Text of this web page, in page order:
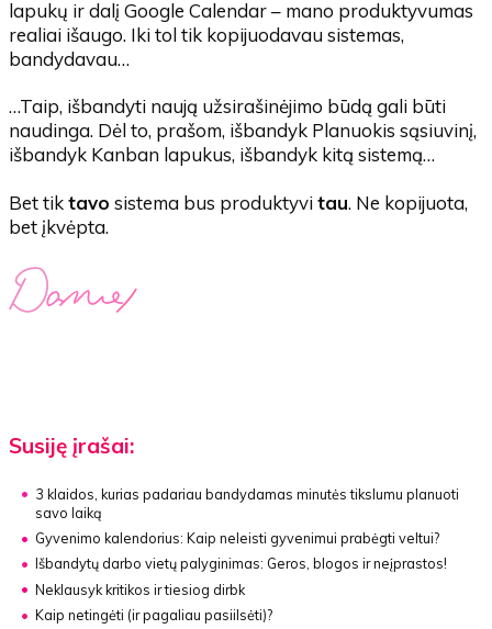
lapukų ir dalį Google Calendar – mano produktyvumas
realiai išaugo. Iki tol tik kopijuodavau sistemas,
bandydavau…
…Taip, išbandyti naują užsirašinėjimo būdą gali būti
naudinga. Dėl to, prašom, išbandyk Planuokis sąsiuvinį,
išbandyk Kanban lapukus, išbandyk kitą sistemą…
Bet tiktavo sistema bus produktyvitau. Ne kopijuota,
bet įkvėpta.
Susiję įrašai:
3 klaidos, kurias padariau bandydamas minutės tikslumu planuoti
savo laiką
Gyvenimo kalendorius:Kaip neleisti gyvenimui prabėgti veltui?
Išbandytų darbo vietų palyginimas: Geros, blogos ir neįprastos!
Neklausyk kritikos ir tiesiog dirbk
Kaip netingėti (ir pagaliau pasiilsėti)?